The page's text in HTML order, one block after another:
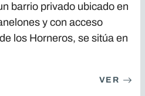
barrio privado ubicado en
y con acceso
los Horneros, se sitúa en
VER